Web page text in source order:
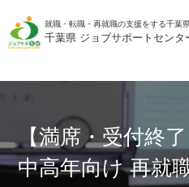
就職・転職・再就職の支援をする千葉
千葉県 ジョブサポートセンタ
【満席・受付終
中高年向け 再就